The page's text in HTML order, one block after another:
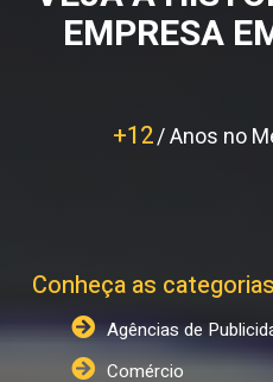
EMPRESA
+12/ Anos no
Conheça as
Agências de
Comércio